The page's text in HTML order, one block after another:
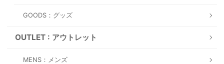
GOODS：グッズ
OUTLET : アウトレット
MENS：メンズ